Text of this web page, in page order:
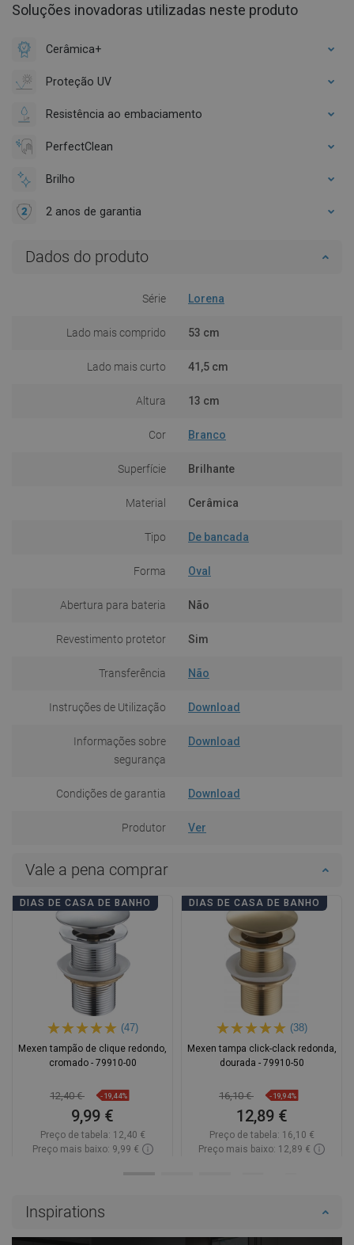
Soluções inovadoras utilizadas neste produto
Cerâmica+
Proteção UV
Resistência ao embaciamento
PerfectClean
Brilho
2 anos de garantia
Dados do produto
Série Lorena
Lado mais comprido 53 cm
Lado mais curto 41,5 cm
Altura 13 cm
Cor Branco
Superfície Brilhante
Material Cerâmica
Tipo De bancada
Forma Oval
Abertura para bateria Não
Revestimento protetor Sim
Transferência Não
Instruções de Utilização Download
Informações sobre
segurança
Download
Condições de garantia Download
Produtor Ver
Vale a pena comprar
DIAS DE CASA DE BANHO
(47)
Mexen tampão de clique redondo,
cromado - 79910-00
12,40 € -19,44%
9,99 €
Preço de tabela: 12,40 €
Preço mais baixo: 9,99 €
DIAS DE CASA DE BANHO
(38)
Mexen tampa click-clack redonda,
dourada - 79910-50
16,10 € -19,94%
12,89 €
Preço de tabela: 16,10 €
Preço mais baixo: 12,89 €
Inspirations